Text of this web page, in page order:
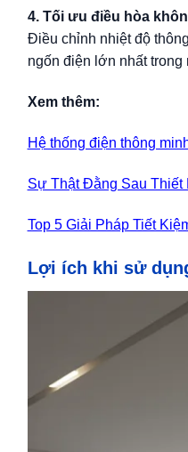
4. Tối ưu điều hòa
Điều chỉnh nhiệt độ
ngốn điện lớn nhất trong
Xem thêm:
Hệ thống điện thông
Sự Thật Đằng Sau
Top 5 Giải Pháp Tiết
Lợi ích khi sử